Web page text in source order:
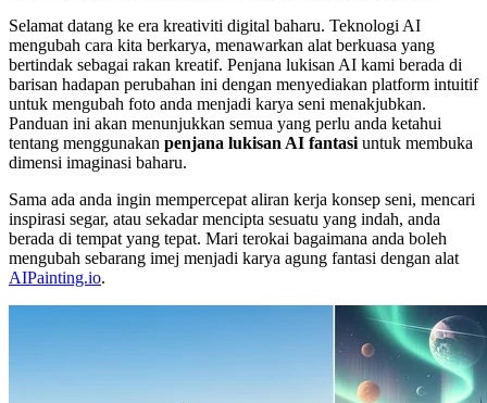
Selamat datang ke era kreativiti digital baharu. Teknologi AI
mengubah cara kita berkarya, menawarkan alat berkuasa yang
bertindak sebagai rakan kreatif. Penjana lukisan AI kami berada di
barisan hadapan perubahan ini dengan menyediakan platform intuitif
untuk mengubah foto anda menjadi karya seni menakjubkan.
Panduan ini akan menunjukkan semua yang perlu anda ketahui
tentang menggunakan penjana lukisan AI fantasiuntuk membuka
dimensi imaginasi baharu.
Sama ada anda ingin mempercepat aliran kerja konsep seni, mencari
inspirasi segar, atau sekadar mencipta sesuatu yang indah, anda
berada di tempat yang tepat. Mari terokai bagaimana anda boleh
mengubah sebarang imej menjadi karya agung fantasi dengan alat
AIPainting.io.